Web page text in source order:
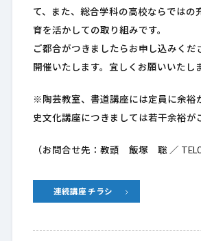
て、また、総合学科の高校ならではの
育を活かしての取り組みです。
ご都合がつきましたらお申し込みくだ
開催いたします。宜しくお願いいたし
※陶芸教室、書道講座には定員に余裕
史文化講座につきましては若干余裕が
（お問合せ先：教頭 飯塚 聡 ／
連続講座 チラシ